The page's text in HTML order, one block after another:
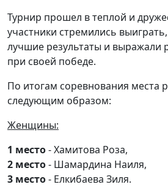
Турнир прошел в теплой и
участники стремились
лучшие результаты и выражали
при своей победе.
По итогам соревнования места
следующим образом:
Женщины:
1 место- Хамитова Роза,
2 место- Шамардина Наиля,
3 место- Елкибаева Зиля.